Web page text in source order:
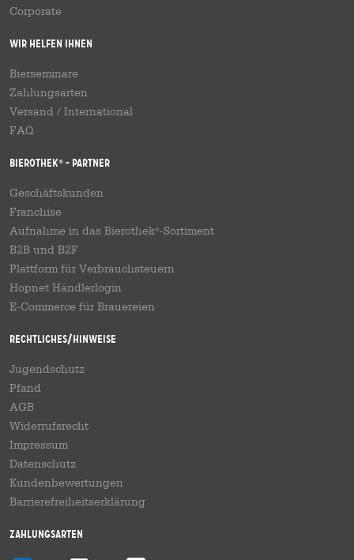
Corporate
Wir helfen Ihnen
Bierseminare
Zahlungsarten
Versand / International
FAQ
Bierothek® - Partner
Geschäftskunden
Franchise
Aufnahme in das Bierothek®-Sortiment
B2B und B2F
Plattform für Verbrauchsteuern
Hopnet Händlerlogin
E-Commerce für Brauereien
Rechtliches/Hinweise
Jugendschutz
Pfand
AGB
Widerrufsrecht
Impressum
Datenschutz
Kundenbewertungen
Barrierefreiheitserklärung
Zahlungsarten